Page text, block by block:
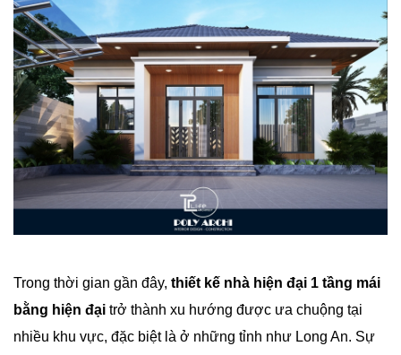
Trong thời gian gần đây, thiết kế nhà hiện đại 1 tầng mái
bằng hiện đại trở thành xu hướng được ưa chuộng tại
nhiều khu vực, đặc biệt là ở những tỉnh như Long An. Sự